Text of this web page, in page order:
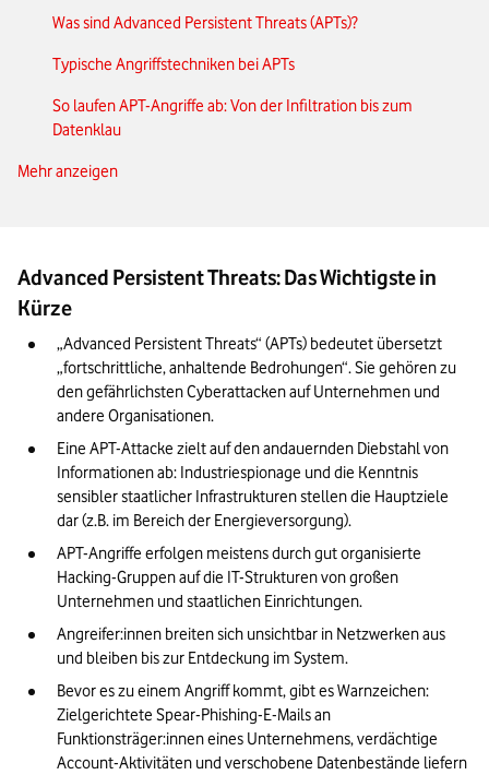
Was sind Advanced Persistent Threats (APTs)?
Typische Angriffstechniken bei APTs
So laufen APT-Angriffe ab: Von der Infiltration bis zum
Datenklau
Anzeichen von Advanced Persistent Threats
Die Ziele der hartnäckigen Bedrohungen
Abwehrstrategien und Schutzmaßnahmen für Unternehmen
Compliance, Meldepflichten und rechtliche Aspekte bei APT-
Angriffen
Unser Fazit: Deswegen sind Advanced Persistent Threats so
gefährlich für Unternehmen
Mehr anzeigen
Advanced Persistent Threats: Das Wichtigste in
Kürze
„Advanced Persistent Threats“ (APTs) bedeutet übersetzt
„fortschrittliche, anhaltende Bedrohungen“. Sie gehören zu
den gefährlichsten Cyberattacken auf Unternehmen und
andere Organisationen.
Eine APT-Attacke zielt auf den andauernden Diebstahl von
Informationen ab: Industriespionage und die Kenntnis
sensibler staatlicher Infrastrukturen stellen die Hauptziele
dar (z.B. im Bereich der Energieversorgung).
APT-Angriffe erfolgen meistens durch gut organisierte
Hacking-Gruppen auf die IT-Strukturen von großen
Unternehmen und staatlichen Einrichtungen.
Angreifer:innen breiten sich unsichtbar in Netzwerken aus
und bleiben bis zur Entdeckung im System.
Bevor es zu einem Angriff kommt, gibt es Warnzeichen:
Zielgerichtete Spear-Phishing-E-Mails an
Funktionsträger:innen eines Unternehmens, verdächtige
Account-Aktivitäten und verschobene Datenbestände liefern